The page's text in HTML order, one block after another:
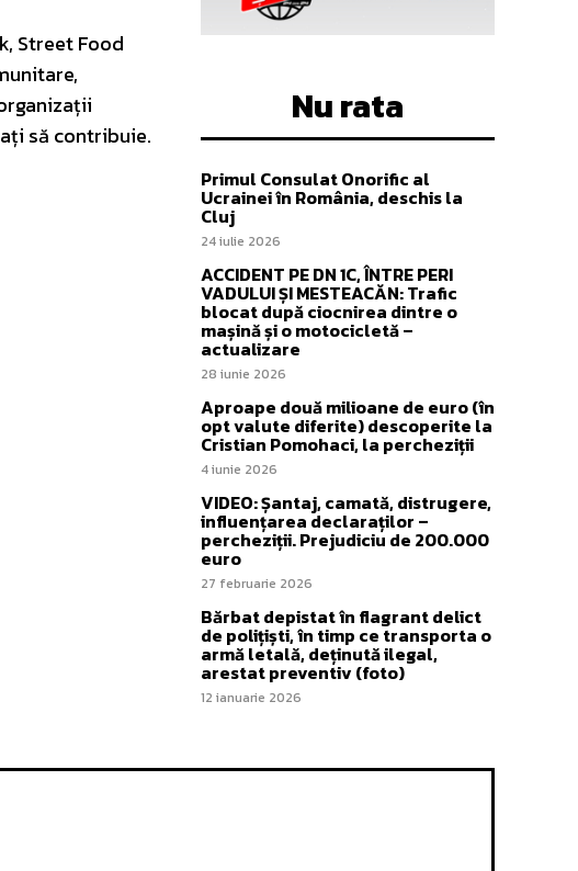
Street Food
să contribuie.
Nu rata
Primul Consulat Onorific al
Ucrainei în România, deschis la
Cluj
24 iulie 2026
ACCIDENT PE DN 1C, ÎNTRE PERI
VADULUI ȘI MESTEACĂN: Trafic
blocat după ciocnirea dintre o
mașină și o motocicletă –
actualizare
28 iunie 2026
Aproape două milioane de euro (în
opt valute diferite) descoperite la
Cristian Pomohaci, la percheziții
4 iunie 2026
VIDEO: Șantaj, camată, distrugere,
influențarea declaraților –
percheziții. Prejudiciu de 200.000
euro
27 februarie 2026
Bărbat depistat în flagrant delict
de polițiști, în timp ce transporta o
armă letală, deținută ilegal,
arestat preventiv (foto)
12 ianuarie 2026